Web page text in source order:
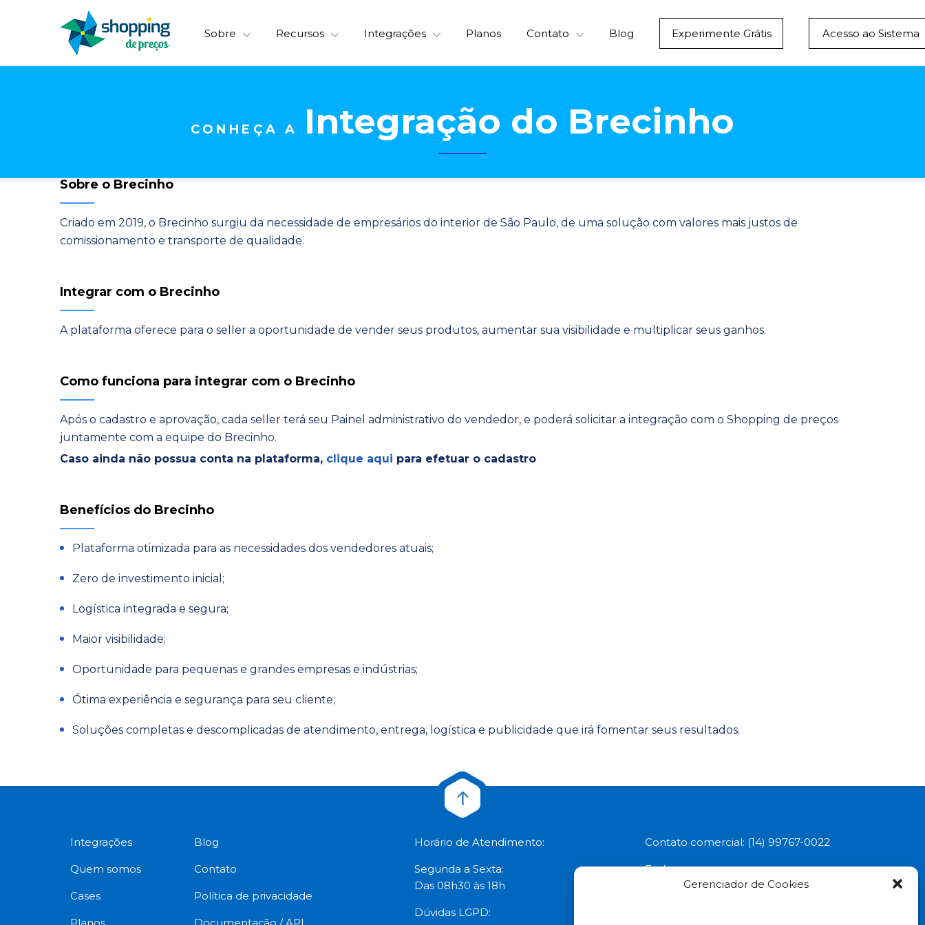
Gerenciador de Cookies
Sobre Recursos Integrações Planos Contato Blog Experimente Grátis Acesso ao Sistema
CONHEÇA A Integração do Brecinho
Sobre o Brecinho
Criado em 2019, o Brecinho surgiu da necessidade de empresários do interior de São Paulo, de uma solução com valores mais justos de
comissionamento e transporte de qualidade.
Integrar com o Brecinho
A plataforma oferece para o seller a oportunidade de vender seus produtos, aumentar sua visibilidade e multiplicar seus ganhos.
Como funciona para integrar com o Brecinho
Após o cadastro e aprovação, cada seller terá seu Painel administrativo do vendedor, e poderá solicitar a integração com o Shopping de preços
juntamente com a equipe do Brecinho.
Caso ainda não possua conta na plataforma, clique aqui para efetuar o cadastro
Benefícios do Brecinho
Plataforma otimizada para as necessidades dos vendedores atuais;
Zero de investimento inicial;
Logística integrada e segura;
Maior visibilidade;
Oportunidade para pequenas e grandes empresas e indústrias;
Ótima experiência e segurança para seu cliente;
Soluções completas e descomplicadas de atendimento, entrega, logística e publicidade que irá fomentar seus resultados.
Integrações
Quem somos
Cases
Blog
Contato
Política de privacidade
Horário de Atendimento:
Segunda a Sexta:
Das 08h30 às 18h
Dúvidas LGPD:
Contato comercial: (14) 99767-0022
Endereço:
Av. Santo Antônio, 3636 - Santa Tereza,